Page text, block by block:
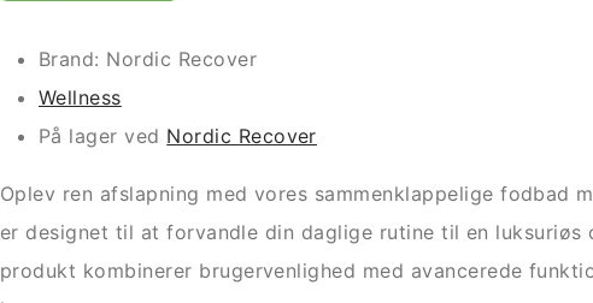
Brand: Nordic Recover
Wellness
På lager ved Nordic Recover
Oplev ren afslapning med vores sammenklappelige fodbad
er designet til at forvandle din daglige rutine til en luksuriøs
produkt kombinerer brugervenlighed med avancerede